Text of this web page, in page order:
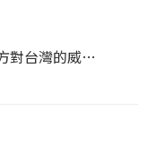
對台灣的威…